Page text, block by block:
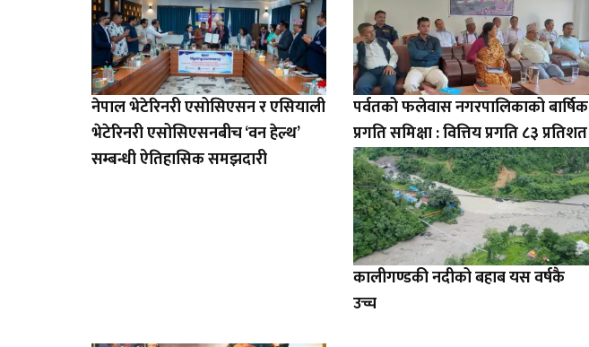
नेपाल भेटेरिनरी एसोसिएसन र एसियाली
भेटेरिनरी एसोसिएसनबीच ‘वन हेल्थ’
सम्बन्धी ऐतिहासिक समझदारी
पर्वतको फलेवास नगरपालिकाको बार्षिक
प्रगति समिक्षा : वित्तिय प्रगति ८३ प्रतिशत
कालीगण्डकी नदीको बहाब यस वर्षकै
उच्च